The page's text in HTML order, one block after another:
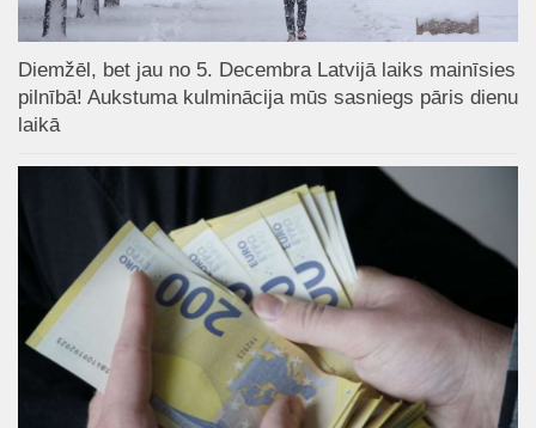
Diemžēl, bet jau no 5. Decembra Latvijā laiks mainīsies
pilnībā! Aukstuma kulminācija mūs sasniegs pāris dienu
laikā